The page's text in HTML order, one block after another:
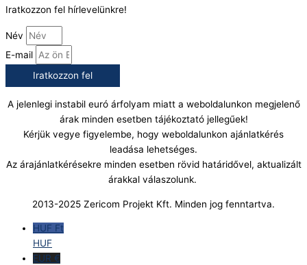
Iratkozzon fel hírlevelünkre!
Név
E-mail
Iratkozzon fel
A jelenlegi instabil euró árfolyam miatt a weboldalunkon megjelenő
árak minden esetben tájékoztató jellegűek!
Kérjük vegye figyelembe, hogy weboldalunkon ajánlatkérés
leadása lehetséges.
Az árajánlatkérésekre minden esetben rövid határidővel, aktualizált
árakkal válaszolunk.
2013-2025 Zericom Projekt Kft. Minden jog fenntartva.
HUF Ft
HUF
EUR €